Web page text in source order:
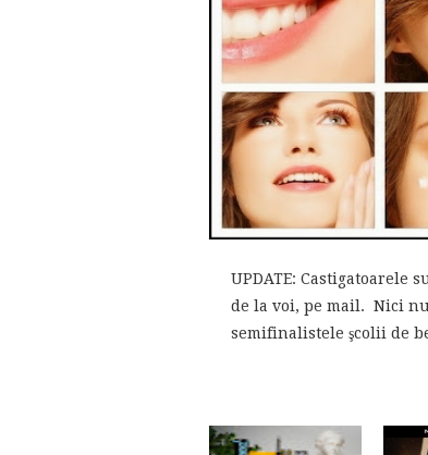
UPDATE: Castigatoarele
de la voi, pe mail. Nici
semifinalistele şcolii de